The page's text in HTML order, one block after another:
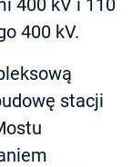
400 kV.
stacji